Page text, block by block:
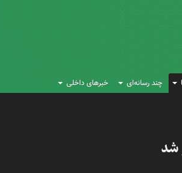
چند رسانه‌ای خبرهای داخلی
شد